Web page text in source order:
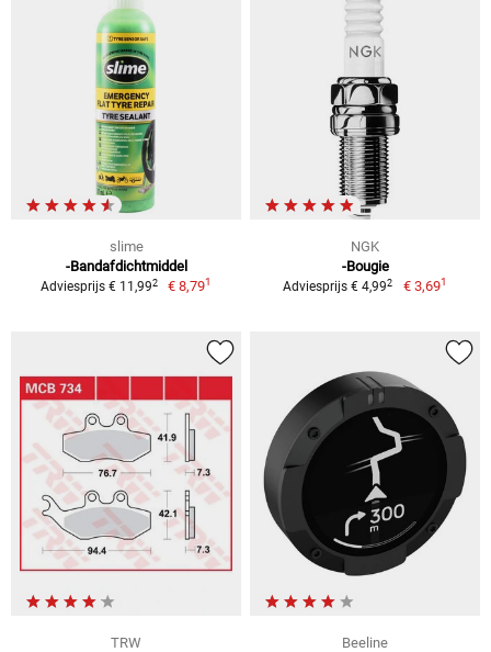
slime
-Bandafdichtmiddel
Adviesprijs € 11,992 € 8,791
NGK
-Bougie
Adviesprijs € 4,992 € 3,691
TRW
Beeline